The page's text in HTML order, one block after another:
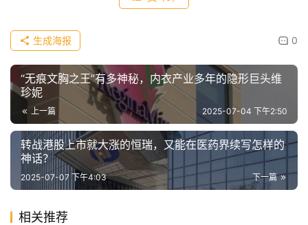
0
生成海报
“无痕文胸之王”有多神秘，内衣产业多年的隐形巨头维
珍妮
上一篇 2025-07-04 下午2:50
转战港股上市就大涨的恒瑞，又能在医药界续写怎样的
神话？
下一篇
2025-07-07 下午4:03
相关推荐